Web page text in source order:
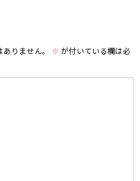
りません。 ※ が付いている欄は必